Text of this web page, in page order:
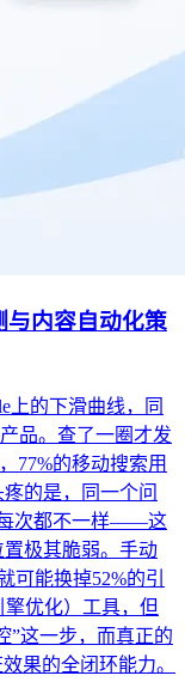
内容自动化策
上的下滑曲线，同
品。查了一圈才发
77%的移动搜索用
的是，同一个问
每次都不一样——这
极其脆弱。手动
可能换掉52%的引
优化）工具，但
”这一步，而真正的
果的全闭环能力。